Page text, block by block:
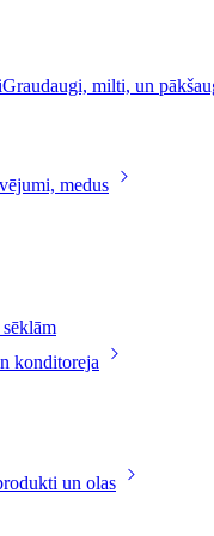
Graudaugi, milti, un
medus
konditoreja
un olas